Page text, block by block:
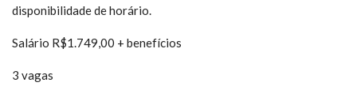
disponibilidade de horário.
Salário R$1.749,00 + benefícios
3 vagas